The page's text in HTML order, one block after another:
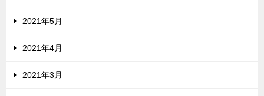
2021年5月
2021年4月
2021年3月